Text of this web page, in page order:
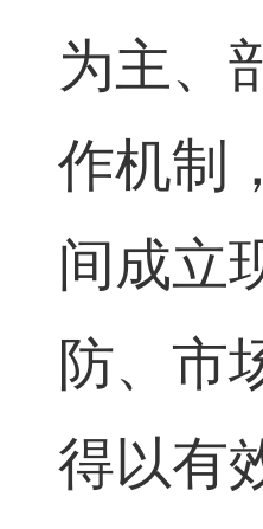
为主、
作机制
间成立
防、市
得以有